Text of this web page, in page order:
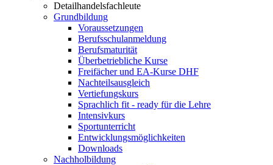
Detailhandelsfachleute
Grundbildung
Voraussetzungen
Berufsschulanmeldung
Berufsmaturität
Überbetriebliche Kurse
Freifächer und EA-Kurse DHF
Nachteilsausgleich
Vertiefungskurs
Sprachlich fit - ready für die Lehre
Intensivkurs
Sportunterricht
Entwicklungsmöglichkeiten
Downloads
Nachholbildung